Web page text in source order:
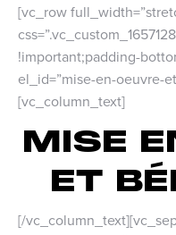
[vc_row
!important;padding-
el_id=”mise-en-oeuvre-
[vc_column_text]
MISE
ET
[/